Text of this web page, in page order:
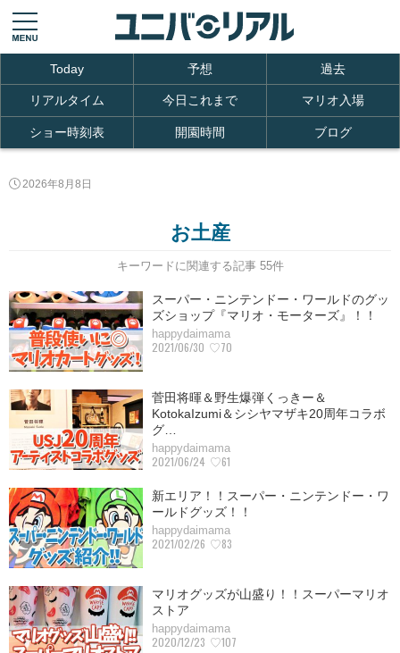
Today 予想 過去
リアルタイム 今日これまで マリオ入場
ショー時刻表 開園時間 ブログ
2026年8月8日
お土産
キーワードに関連する記事 55件
スーパー・ニンテンドー・ワールドのグッ
ズショップ『マリオ・モーターズ』！！
happydaimama
2021/06/30 ♡70
菅田将暉＆野生爆弾くっきー＆
KotokaIzumi＆シシヤマザキ20周年コラボ
グ…
happydaimama
2021/06/24 ♡61
新エリア！！スーパー・ニンテンドー・ワ
ールドグッズ！！
happydaimama
2021/02/26 ♡83
マリオグッズが山盛り！！スーパーマリオ
ストア
happydaimama
2020/12/23 ♡107